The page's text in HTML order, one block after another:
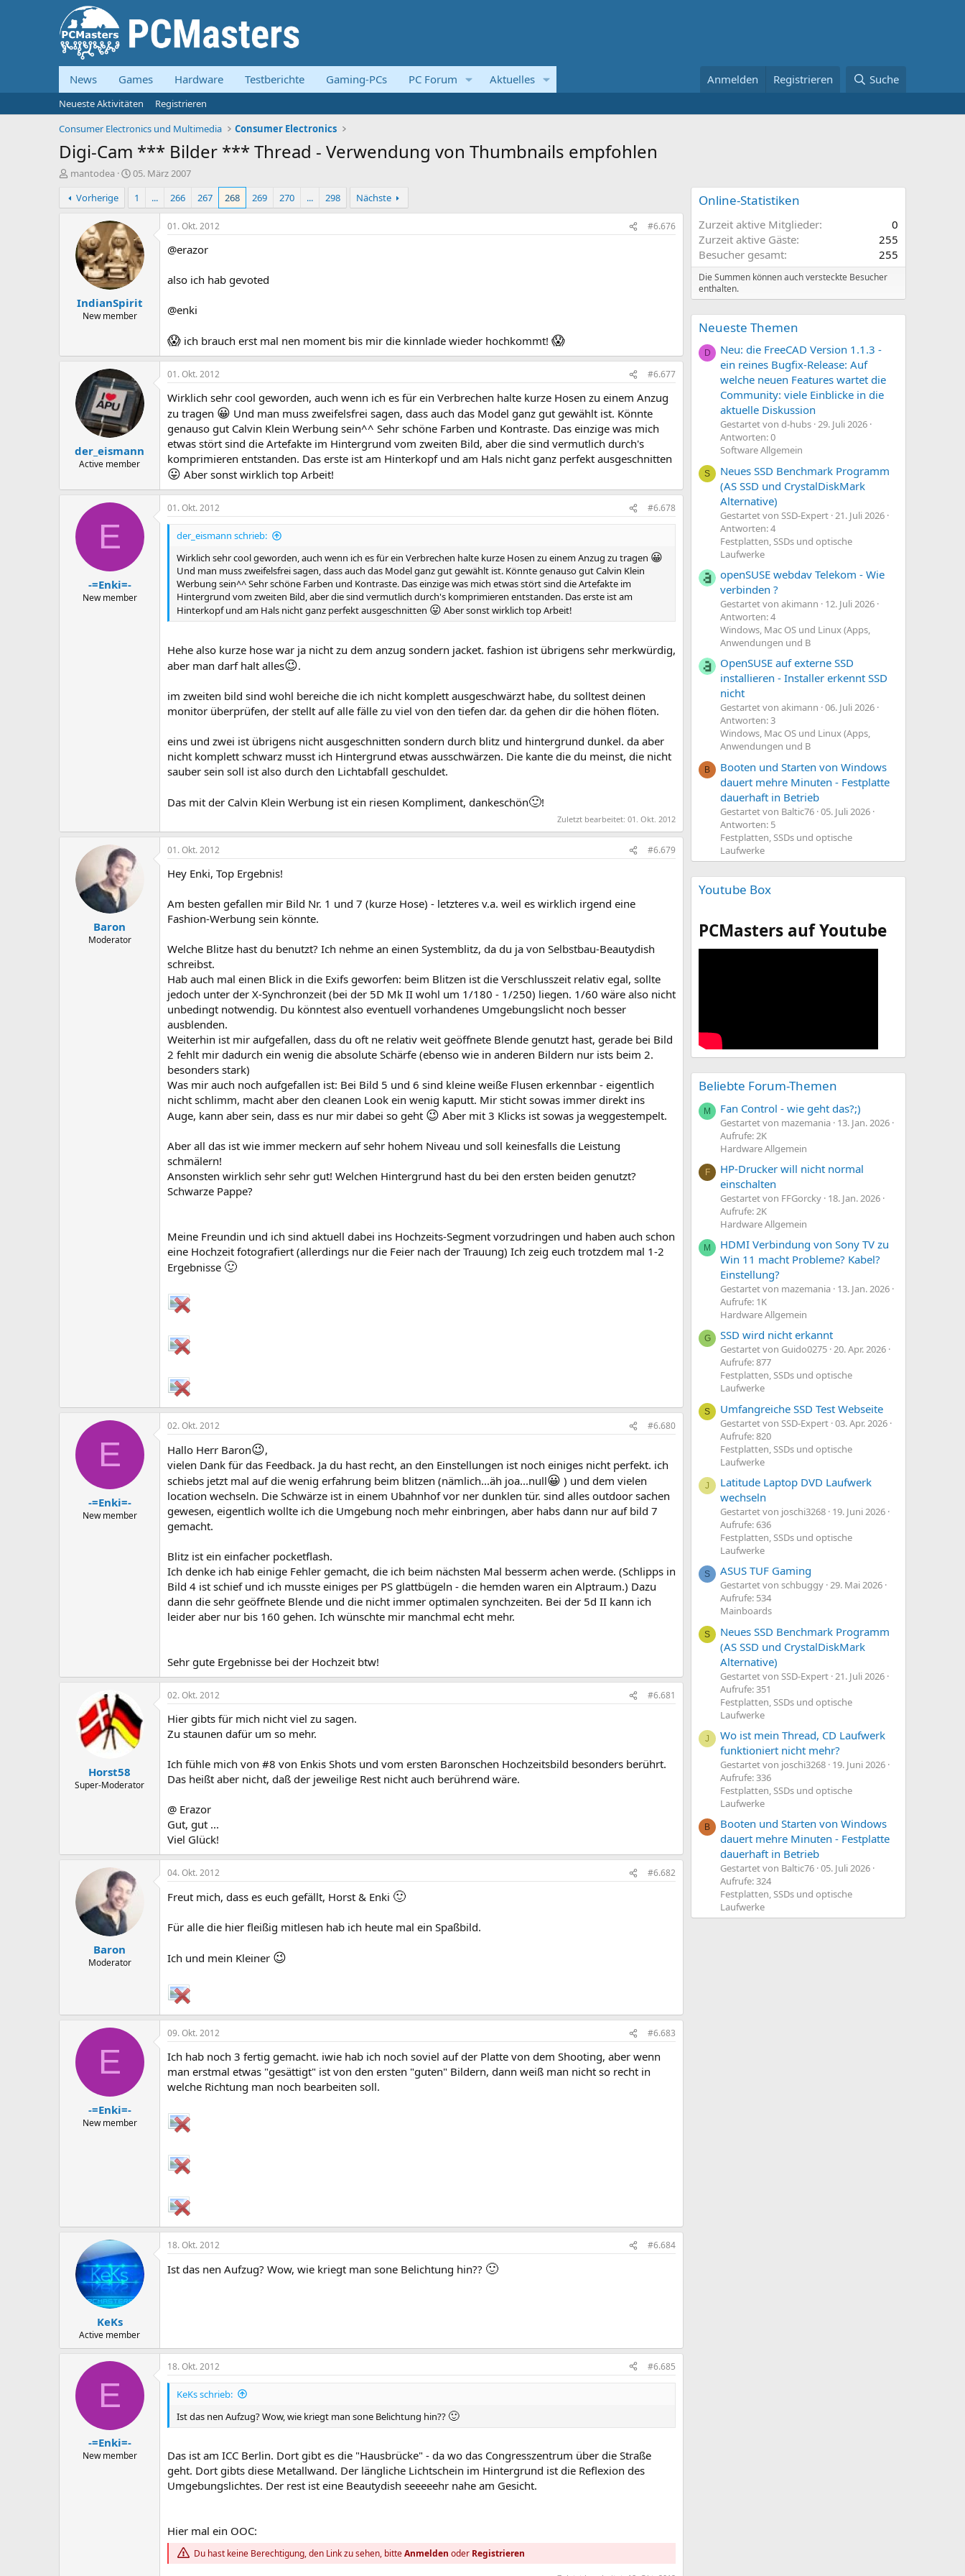
News Games Hardware Testberichte Gaming-PCs PC Forum Aktuelles Anmelden Registrieren Suche
Neueste Aktivitäten
Registrieren
Consumer Electronics und Multimedia
Consumer Electronics
Digi-Cam *** Bilder *** Thread - Verwendung von Thumbnails empfohlen
E
s
t
mantodea
E
s
t
l
l
t
a
05. März 2007
Vorherige
1 ... 266 267 268 269 270 ... 298 Nächste
IndianSpirit
New member
01. Okt. 2012 #6.676
@erazor
also ich hab gevoted
@enki
😱 ich brauch erst mal nen moment bis mir die kinnlade wieder hochkommt! 😱
der_eismann
Active member
01. Okt. 2012 #6.677
Wirklich sehr cool geworden, auch wenn ich es für ein Verbrechen halte kurze Hosen zu einem Anzug
zu tragen 😀 Und man muss zweifelsfrei sagen, dass auch das Model ganz gut gewählt ist. Könnte
genauso gut Calvin Klein Werbung sein^^ Sehr schöne Farben und Kontraste. Das einzige was mich
etwas stört sind die Artefakte im Hintergrund vom zweiten Bild, aber die sind vermutlich durch's
komprimieren entstanden. Das erste ist am Hinterkopf und am Hals nicht ganz perfekt ausgeschnitten
😛 Aber sonst wirklich top Arbeit!
E
-=Enki=-
New member
01. Okt. 2012 #6.678
der_eismann schrieb:
Wirklich sehr cool geworden, auch wenn ich es für ein Verbrechen halte kurze Hosen zu einem Anzug zu tragen 😀
Und man muss zweifelsfrei sagen, dass auch das Model ganz gut gewählt ist. Könnte genauso gut Calvin Klein
Werbung sein^^ Sehr schöne Farben und Kontraste. Das einzige was mich etwas stört sind die Artefakte im
Hintergrund vom zweiten Bild, aber die sind vermutlich durch's komprimieren entstanden. Das erste ist am
Hinterkopf und am Hals nicht ganz perfekt ausgeschnitten 😛 Aber sonst wirklich top Arbeit!
Hehe also kurze hose war ja nicht zu dem anzug sondern jacket. fashion ist übrigens sehr merkwürdig,
aber man darf halt alles😉.
im zweiten bild sind wohl bereiche die ich nicht komplett ausgeschwärzt habe, du solltest deinen
monitor überprüfen, der stellt auf alle fälle zu viel von den tiefen dar. da gehen dir die höhen flöten.
eins und zwei ist übrigens nicht ausgeschnitten sondern durch blitz und hintergrund dunkel. da aber
nicht komplett schwarz musst ich Hintergrund etwas ausschwärzen. Die kante die du meinst, die nicht
sauber sein soll ist also durch den Lichtabfall geschuldet.
Das mit der Calvin Klein Werbung ist ein riesen Kompliment, dankeschön🙂!
Zuletzt bearbeitet: 01. Okt. 2012
Baron
Moderator
01. Okt. 2012 #6.679
Hey Enki, Top Ergebnis!
Am besten gefallen mir Bild Nr. 1 und 7 (kurze Hose) - letzteres v.a. weil es wirklich irgend eine
Fashion-Werbung sein könnte.
Welche Blitze hast du benutzt? Ich nehme an einen Systemblitz, da du ja von Selbstbau-Beautydish
schreibst.
Hab auch mal einen Blick in die Exifs geworfen: beim Blitzen ist die Verschlusszeit relativ egal, sollte
jedoch unter der X-Synchronzeit (bei der 5D Mk II wohl um 1/180 - 1/250) liegen. 1/60 wäre also nicht
unbedingt notwendig. Du könntest also eventuell vorhandenes Umgebungslicht noch besser
ausblenden.
Weiterhin ist mir aufgefallen, dass du oft ne relativ weit geöffnete Blende genutzt hast, gerade bei Bild
2 fehlt mir dadurch ein wenig die absolute Schärfe (ebenso wie in anderen Bildern nur ists beim 2.
besonders stark)
Was mir auch noch aufgefallen ist: Bei Bild 5 und 6 sind kleine weiße Flusen erkennbar - eigentlich
nicht schlimm, macht aber den cleanen Look ein wenig kaputt. Mir sticht sowas immer direkt ins
Auge, kann aber sein, dass es nur mir dabei so geht 😉 Aber mit 3 Klicks ist sowas ja weggestempelt.
Aber all das ist wie immer meckern auf sehr hohem Niveau und soll keinesfalls die Leistung
schmälern!
Ansonsten wirklich sehr sehr gut! Welchen Hintergrund hast du bei den ersten beiden genutzt?
Schwarze Pappe?
Meine Freundin und ich sind aktuell dabei ins Hochzeits-Segment vorzudringen und haben auch schon
eine Hochzeit fotografiert (allerdings nur die Feier nach der Trauung) Ich zeig euch trotzdem mal 1-2
Ergebnisse 🙂
E
-=Enki=-
New member
02. Okt. 2012 #6.680
Hallo Herr Baron😉,
vielen Dank für das Feedback. Ja du hast recht, an den Einstellungen ist noch einiges nicht perfekt. ich
schiebs jetzt mal auf die wenig erfahrung beim blitzen (nämlich...äh joa...null😀 ) und dem vielen
location wechseln. Die Schwärze ist in einem Ubahnhof vor ner dunklen tür. sind alles outdoor sachen
gewesen, eigentlich wollte ich die Umgebung noch mehr einbringen, aber habs dann nur auf bild 7
gemacht.
Blitz ist ein einfacher pocketflash.
Ich denke ich hab einige Fehler gemacht, die ich beim nächsten Mal besserm achen werde. (Schlipps in
Bild 4 ist schief und ich musste einiges per PS glattbügeln - die hemden waren ein Alptraum.) Dazu
dann die sehr geöffnete Blende und die nicht immer optimalen synchzeiten. Bei der 5d II kann ich
leider aber nur bis 160 gehen. Ich wünschte mir manchmal echt mehr.
Sehr gute Ergebnisse bei der Hochzeit btw!
Horst58
Super-Moderator
02. Okt. 2012 #6.681
Hier gibts für mich nicht viel zu sagen.
Zu staunen dafür um so mehr.
Ich fühle mich von #8 von Enkis Shots und vom ersten Baronschen Hochzeitsbild besonders berührt.
Das heißt aber nicht, daß der jeweilige Rest nicht auch berührend wäre.
@ Erazor
Gut, gut ...
Viel Glück!
Baron
Moderator
04. Okt. 2012 #6.682
Freut mich, dass es euch gefällt, Horst & Enki 🙂
Für alle die hier fleißig mitlesen hab ich heute mal ein Spaßbild.
Ich und mein Kleiner 😉
E
-=Enki=-
New member
09. Okt. 2012 #6.683
Ich hab noch 3 fertig gemacht. iwie hab ich noch soviel auf der Platte von dem Shooting, aber wenn
man erstmal etwas "gesättigt" ist von den ersten "guten" Bildern, dann weiß man nicht so recht in
welche Richtung man noch bearbeiten soll.
KeKs
Active member
18. Okt. 2012 #6.684
Ist das nen Aufzug? Wow, wie kriegt man sone Belichtung hin?? 🙂
E
-=Enki=-
New member
18. Okt. 2012 #6.685
KeKs schrieb:
Ist das nen Aufzug? Wow, wie kriegt man sone Belichtung hin?? 🙂
Das ist am ICC Berlin. Dort gibt es die "Hausbrücke" - da wo das Congresszentrum über die Straße
geht. Dort gibts diese Metallwand. Der längliche Lichtschein im Hintergrund ist die Reflexion des
Umgebungslichtes. Der rest ist eine Beautydish seeeeehr nahe am Gesicht.
Hier mal ein OOC:
Du hast keine Berechtigung, den Link zu sehen, bitteAnmelden oder Registrieren
Online-Statistiken
Zurzeit aktive Mitglieder
0
Zurzeit aktive Gäste
255
Besucher gesamt
255
Die Summen können auch versteckte Besucher
enthalten.
Neueste Themen
D
Neu: die FreeCAD Version 1.1.3 -
ein reines Bugfix-Release: Auf
welche neuen Features wartet die
Community: viele Einblicke in die
aktuelle Diskussion
Gestartet von d-hubs 29. Juli 2026
Antworten: 0
Software Allgemein
S
Neues SSD Benchmark Programm
(AS SSD und CrystalDiskMark
Alternative)
Gestartet von SSD-Expert 21. Juli 2026
Antworten: 4
Festplatten, SSDs und optische
Laufwerke
openSUSE webdav Telekom - Wie
verbinden ?
Gestartet von akimann
12. Juli 2026
Antworten: 4
Windows, Mac OS und Linux (Apps,
Anwendungen und B
OpenSUSE auf externe SSD
installieren - Installer erkennt SSD
nicht
Gestartet von akimann 06. Juli 2026
Antworten: 3
Windows, Mac OS und Linux (Apps,
Anwendungen und B
B
Booten und Starten von Windows
dauert mehre Minuten - Festplatte
dauerhaft in Betrieb
Gestartet von Baltic76 05. Juli 2026
Antworten: 5
Festplatten, SSDs und optische
Laufwerke
Youtube Box
PCMasters auf Youtube
Beliebte Forum-Themen
M Fan Control - wie geht das?;)
Gestartet von mazemania 13. Jan. 2026
Aufrufe: 2K
Hardware Allgemein
F
HP-Drucker will nicht normal
einschalten
Gestartet von FFGorcky 18. Jan. 2026
Aufrufe: 2K
Hardware Allgemein
M
HDMI Verbindung von Sony TV zu
Win 11 macht Probleme? Kabel?
Einstellung?
Gestartet von mazemania 13. Jan. 2026
Aufrufe: 1K
Hardware Allgemein
G SSD wird nicht erkannt
Gestartet von Guido0275 20. Apr. 2026
Aufrufe: 877
Festplatten, SSDs und optische
Laufwerke
S Umfangreiche SSD Test Webseite
Gestartet von SSD-Expert 03. Apr. 2026
Aufrufe: 820
Festplatten, SSDs und optische
Laufwerke
J
Latitude Laptop DVD Laufwerk
wechseln
Gestartet von joschi3268 19. Juni 2026
Aufrufe: 636
Festplatten, SSDs und optische
Laufwerke
S ASUS TUF Gaming
Gestartet von schbuggy 29. Mai 2026
Aufrufe: 534
Mainboards
S
Neues SSD Benchmark Programm
(AS SSD und CrystalDiskMark
Alternative)
Gestartet von SSD-Expert 21. Juli 2026
Aufrufe: 351
Festplatten, SSDs und optische
Laufwerke
J
Wo ist mein Thread, CD Laufwerk
funktioniert nicht mehr?
Gestartet von joschi3268 19. Juni 2026
Aufrufe: 336
Festplatten, SSDs und optische
Laufwerke
B
Booten und Starten von Windows
dauert mehre Minuten - Festplatte
dauerhaft in Betrieb
Gestartet von Baltic76 05. Juli 2026
Aufrufe: 324
Festplatten, SSDs und optische
Laufwerke